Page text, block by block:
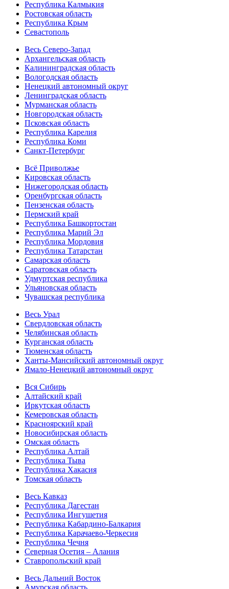
Республика Калмыкия
Ростовская область
Республика Крым
Севастополь
Весь Северо-Запад
Архангельская область
Калининградская область
Вологодская область
Ненецкий автономный округ
Ленинградская область
Мурманская область
Новгородская область
Псковская область
Республика Карелия
Республика Коми
Санкт-Петербург
Всё Приволжье
Кировская область
Нижегородская область
Оренбургская область
Пензенская область
Пермский край
Республика Башкортостан
Республика Марий Эл
Республика Мордовия
Республика Татарстан
Самарская область
Саратовская область
Удмуртская республика
Ульяновская область
Чувашская республика
Весь Урал
Свердловская область
Челябинская область
Курганская область
Тюменская область
Ханты-Мансийский автономный округ
Ямало-Ненецкий автономный округ
Вся Сибирь
Алтайский край
Иркутская область
Кемеровская область
Красноярский край
Новосибирская область
Омская область
Республика Алтай
Республика Тыва
Республика Хакасия
Томская область
Весь Кавказ
Республика Дагестан
Республика Ингушетия
Республика Кабардино-Балкария
Республика Карачаево-Черкесия
Республика Чечня
Северная Осетия – Алания
Ставропольский край
Весь Дальний Восток
Амурская область